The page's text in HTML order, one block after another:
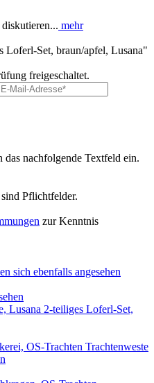
mehr
Loferl-Set, braun/apfel, Lusana"
freigeschaltet.
nachfolgende Textfeld ein.
Pflichtfelder.
zur Kenntnis
sich ebenfalls angesehen
2-teiliges Loferl-Set,
Trachtenweste